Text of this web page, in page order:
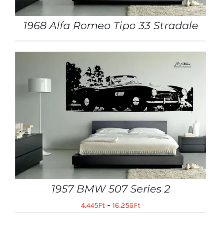
1968 Alfa Romeo Tipo 33 Stradale
1957 BMW 507 Series 2
4.445Ft– 16.256Ft